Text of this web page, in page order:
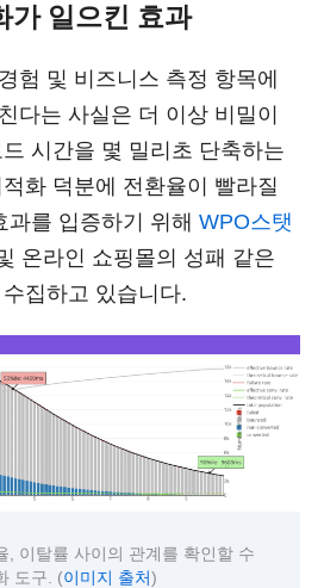
가 일으킨 효과
험 및 비즈니스 측정 항목에
다는 사실은 더 이상 비밀이
시간을 몇 밀리초 단축하는
화 덕분에 전환율이 빨라질
를 입증하기 위해 WPO스탯
온라인 쇼핑몰의 성패 같은
집하고 있습니다.
, 이탈률 사이의 관계를 확인할 수
도구. (이미지 출처)